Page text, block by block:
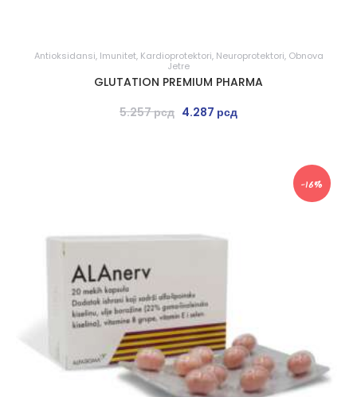
Antioksidansi, Imunitet, Kardioprotektori, Neuroprotektori, Obnova
Jetre
GLUTATION PREMIUM PHARMA
5.257рсд 4.287 рсд
-16%